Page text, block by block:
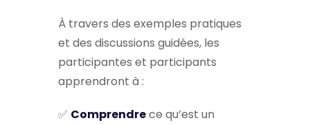
À travers des exemples pratiques
et des discussions guidées, les
participantes et participants
apprendront à :
✅ Comprendrece qu’est un